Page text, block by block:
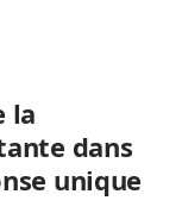
la
dans
unique